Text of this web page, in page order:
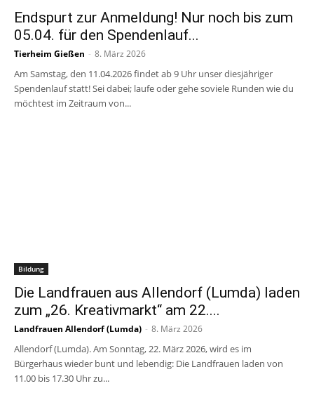
Endspurt zur Anmeldung! Nur noch bis zum
05.04. für den Spendenlauf...
Tierheim Gießen - 8. März 2026
Am Samstag, den 11.04.2026 findet ab 9 Uhr unser diesjähriger
Spendenlauf statt! Sei dabei; laufe oder gehe soviele Runden wie du
möchtest im Zeitraum von...
Bildung
Die Landfrauen aus Allendorf (Lumda) laden
zum „26. Kreativmarkt“ am 22....
Landfrauen Allendorf (Lumda) - 8. März 2026
Allendorf (Lumda). Am Sonntag, 22. März 2026, wird es im
Bürgerhaus wieder bunt und lebendig: Die Landfrauen laden von
11.00 bis 17.30 Uhr zu...